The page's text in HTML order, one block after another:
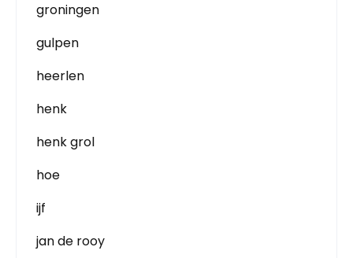
groningen
gulpen
heerlen
henk
henk grol
hoe
ijf
jan de rooy